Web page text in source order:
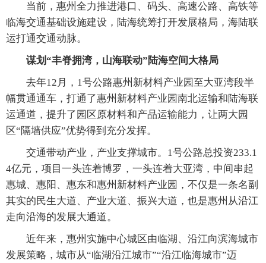
当前，惠州全力推进港口、码头、高速公路、高铁等
临海交通基础设施建设，陆海统筹打开发展格局，海陆联
运打通交通动脉。
谋划“丰脊拥湾，山海联动”陆海空间大格局
去年12月，1号公路惠州新材料产业园至大亚湾段半
幅贯通通车，打通了惠州新材料产业园南北运输和陆海联
运通道，提升了园区原材料和产品运输能力，让两大园
区“隔墙供应”优势得到充分发挥。
交通带动产业，产业支撑城市。1号公路总投资233.1
4亿元，项目一头连着博罗，一头连着大亚湾，中间串起
惠城、惠阳、惠东和惠州新材料产业园，不仅是一条名副
其实的民生大道、产业大道、振兴大道，也是惠州从沿江
走向沿海的发展大通道。
近年来，惠州实施中心城区由临湖、沿江向滨海城市
发展策略，城市从“临湖沿江城市”“沿江临海城市”迈